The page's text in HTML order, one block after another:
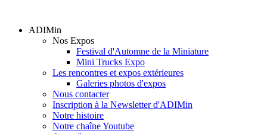
ADIMin
Nos Expos
Festival d'Automne de la Miniature
Mini Trucks Expo
Les rencontres et expos extérieures
Galeries photos d'expos
Nous contacter
Inscription à la Newsletter d'ADIMin
Notre histoire
Notre chaîne Youtube